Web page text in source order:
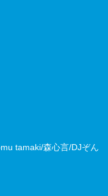
tamaki/森心言/DJぞん